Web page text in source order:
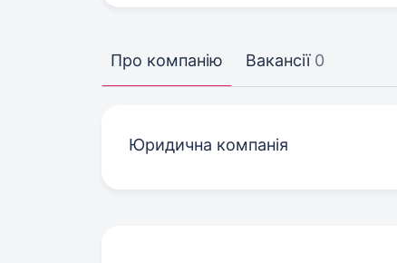
Про компанію Вакансії 0
Юридична компанія